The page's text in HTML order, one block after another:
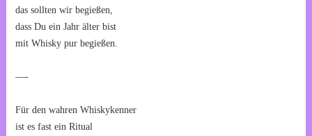
das sollten wir begießen,
dass Du ein Jahr älter bist
mit Whisky pur begießen.
—-
Für den wahren Whiskykenner
ist es fast ein Ritual